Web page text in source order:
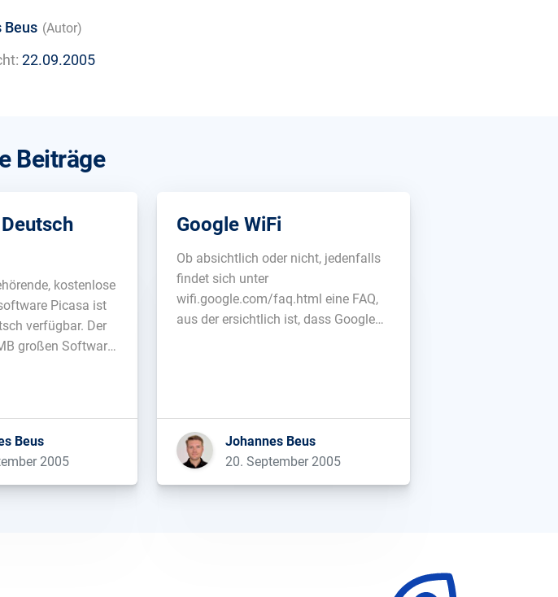
Beus (Autor)
22.09.2005
Beiträge
kostenlose
Picasa ist
verfügbar. Der
großen Software
Beus
2005
Google WiFi
Ob absichtlich oder nicht, jedenfalls
findet sich unter
wifi.google.com/faq.html eine FAQ,
aus der ersichtlich ist, dass Google
sicheren Zugang zu „Google WiFi“
erhalten könne („Google Secure
Access allows you to establish a
more secure […]...
Johannes Beus
20. September 2005